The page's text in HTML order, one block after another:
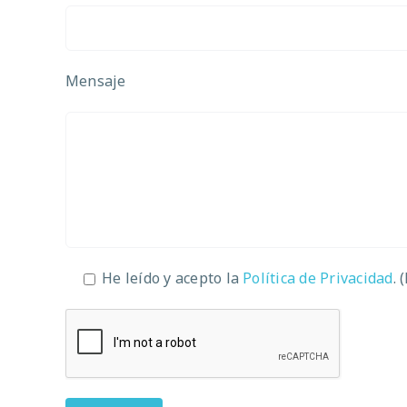
Mensaje
He leído y acepto la Política de Privacidad.